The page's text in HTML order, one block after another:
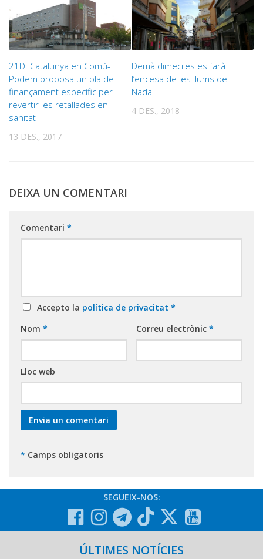
21D: Catalunya en Comú-
Podem proposa un pla de
finançament específic per
revertir les retallades en
sanitat
13 DES., 2017
Demà dimecres es farà
l’encesa de les llums de
Nadal
4 DES., 2018
DEIXA UN COMENTARI
Comentari *
Accepto la política de privacitat *
Nom * Correu electrònic *
Lloc web
* Camps obligatoris
SEGUEIX-NOS:
ÚLTIMES NOTÍCIES